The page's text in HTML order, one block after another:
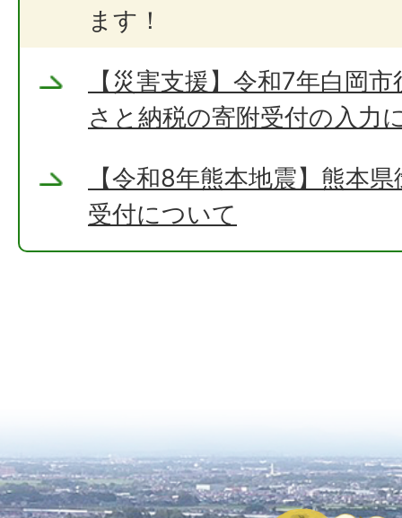
ます！
【災害支援】令和7年白岡
さと納税の寄附受付の入力
【令和8年熊本地震】熊本
受付について